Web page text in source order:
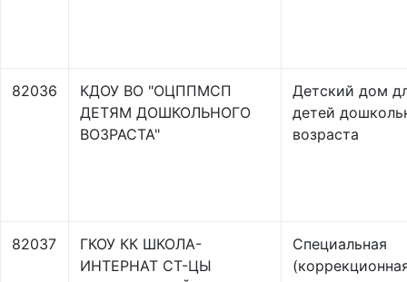
82036
КДОУ ВО "ОЦППМСП
ДЕТЯМ ДОШКОЛЬНОГО
ВОЗРАСТА"
Детский дом
детей
возраста
82037
ГКОУ КК ШКОЛА-
ИНТЕРНАТ СТ-ЦЫ
Специальная